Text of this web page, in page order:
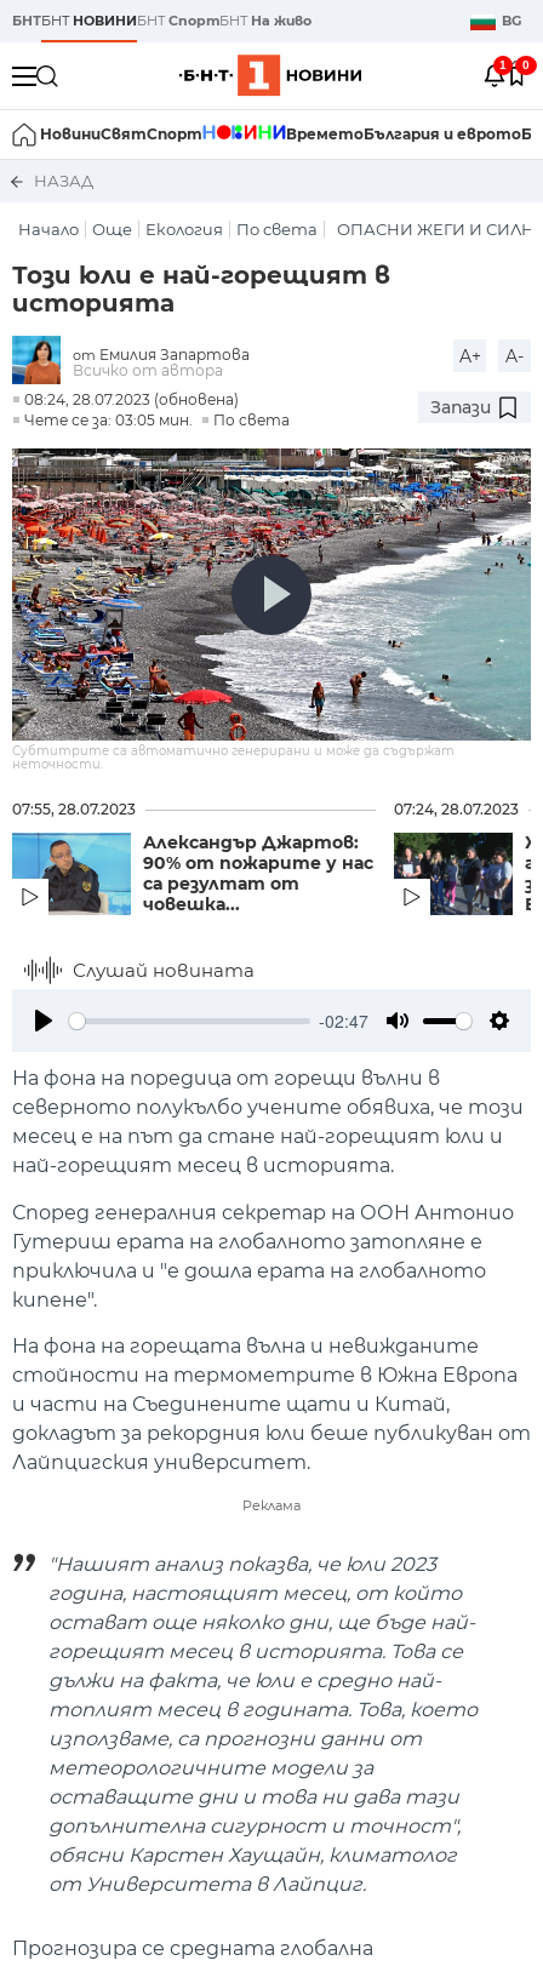
БНТБНТ НОВИНИБНТСпортБНТ На живо BG
1 0
НовиниСвятСпорт ВреметоБългария и еврото
НАЗАД
Начало Още Екология По света ОПАСНИ ЖЕГИ И
Този юли е най-горещият в
историята
от Емилия Запартова
Всичко от автора
A+ A-
08:24, 28.07.2023 (обновена)
Чете се за: 03:05 мин.
По света
Запази
Субтитрите са автоматично генерирани и може да съдържат
неточности.
07:55, 28.07.2023
Александър Джартов:
90% от пожарите у нас
са резултат от
човешка...
07:24, 28.07.2023
Слушай новината
-02:47
На фона на поредица от горещи вълни в
северното полукълбо учените обявиха, че този
месец е на път да стане най-горещият юли и
най-горещият месец в историята.
Според генералния секретар на ООН Антонио
Гутериш ерата на глобалното затопляне е
приключила и "е дошла ерата на глобалното
кипене".
На фона на горещата вълна и невижданите
стойности на термометрите в Южна Европа
и части на Съединените щати и Китай,
докладът за рекордния юли беше публикуван от
Лайпцигския университет.
Реклама
"Нашият анализ показва, че юли 2023
година, настоящият месец, от който
остават още няколко дни, ще бъде най-
горещият месец в историята. Това се
дължи на факта, че юли е средно най-
топлият месец в годината. Това, което
използваме, са прогнозни данни от
метеорологичните модели за
оставащите дни и това ни дава тази
допълнителна сигурност и точност",
обясни Карстен Хаущайн, климатолог
от Университета в Лайпциг.
Прогнозира се средната глобална